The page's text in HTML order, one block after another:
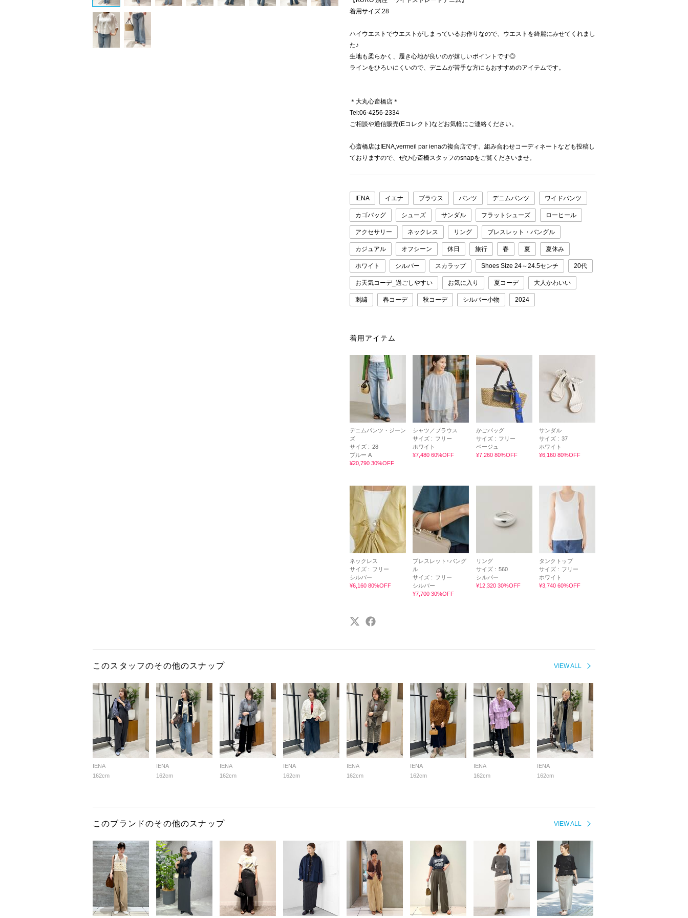
着用サイズ:28
ハイウエストでウエストがしまっているお作りなので、ウエストを綺麗にみせてくれまし
た♪
生地も柔らかく、履き心地が良いのが嬉しいポイントです◎
ラインをひろいにくいので、デニムが苦手な方にもおすすめのアイテムです。
＊大丸心斎橋店＊
Tel:06-4256-2334
ご相談や通信販売(Eコレクト)などお気軽にご連絡ください。
心斎橋店はIENA,vermeil par ienaの複合店です。組み合わせコーディネートなども投稿し
ておりますので、ぜひ心斎橋スタッフのsnapをご覧くださいませ。
IENA イエナ ブラウス パンツ デニムパンツ ワイドパンツ
カゴバッグ シューズ サンダル フラットシューズ ローヒール
アクセサリー ネックレス リング ブレスレット・バングル
カジュアル オフシーン 休日 旅行 春 夏 夏休み
ホワイト シルバー スカラップ Shoes Size 24～24.5センチ 20代
お天気コーデ_過ごしやすい お気に入り 夏コーデ 大人かわいい
刺繍 春コーデ 秋コーデ シルバー小物 2024
着用アイテム
デニムパンツ・ジーン
ズ
サイズ : 28
ブルー A
¥20,790 30%OFF
シャツ／ブラウス
サイズ : フリー
ホワイト
¥7,480 60%OFF
かごバッグ
サイズ : フリー
ベージュ
¥7,260 80%OFF
サンダル
サイズ : 37
ホワイト
¥6,160 80%OFF
ネックレス
サイズ : フリー
シルバー
¥6,160 80%OFF
ブレスレット･バング
ル
サイズ : フリー
シルバー
¥7,700 30%OFF
リング
サイズ : 560
シルバー
¥12,320 30%OFF
タンクトップ
サイズ : フリー
ホワイト
¥3,740 60%OFF
VIEW ALL
このスタッフのその他のスナップ
IENA
162cm
IENA
162cm
IENA
162cm
IENA
162cm
IENA
162cm
IENA
162cm
IENA
162cm
IENA
162cm
VIEW ALL
このブランドのその他のスナップ